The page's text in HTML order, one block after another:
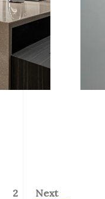
2 Next